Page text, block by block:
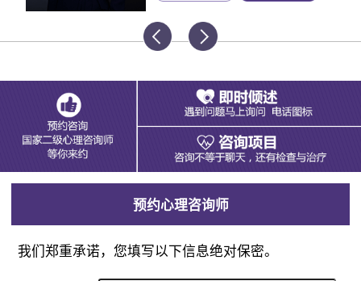
预约心理咨询师
我们郑重承诺，您填写以下信息绝对保密。